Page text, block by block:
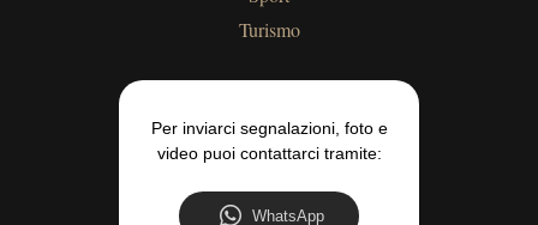
Turismo
Per inviarci segnalazioni, foto e
video puoi contattarci tramite:
WhatsApp